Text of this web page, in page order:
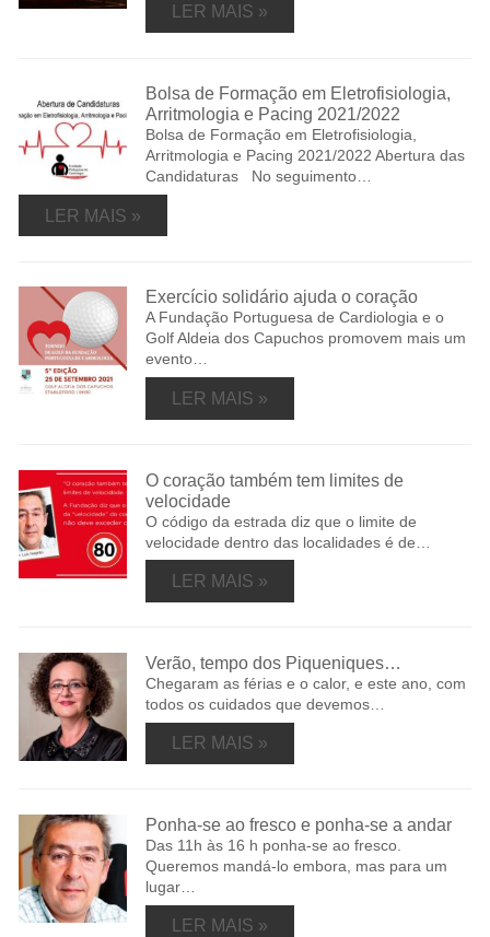
LER MAIS »
Bolsa de Formação em Eletrofisiologia,
Arritmologia e Pacing 2021/2022
Bolsa de Formação em Eletrofisiologia,
Arritmologia e Pacing 2021/2022 Abertura das
Candidaturas No seguimento…
LER MAIS »
Exercício solidário ajuda o coração
A Fundação Portuguesa de Cardiologia e o
Golf Aldeia dos Capuchos promovem mais um
evento…
LER MAIS »
O coração também tem limites de
velocidade
O código da estrada diz que o limite de
velocidade dentro das localidades é de…
LER MAIS »
Verão, tempo dos Piqueniques…
Chegaram as férias e o calor, e este ano, com
todos os cuidados que devemos…
LER MAIS »
Ponha-se ao fresco e ponha-se a andar
Das 11h às 16 h ponha-se ao fresco.
Queremos mandá-lo embora, mas para um
lugar…
LER MAIS »